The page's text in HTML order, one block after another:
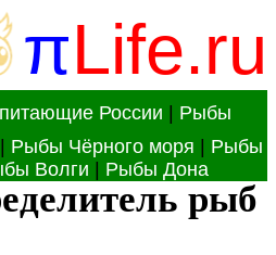
πLife.ru
России
Рыбы
Рыбы Чёрного моря
Рыбы
Волги Рыбы Дона
рыб